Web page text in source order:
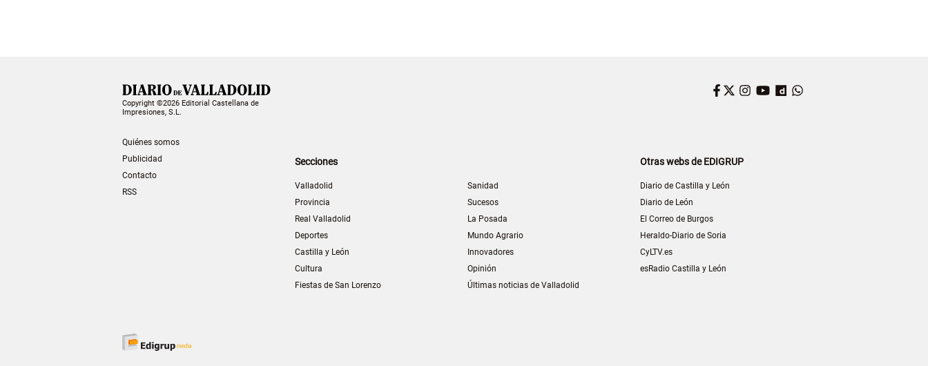
Copyright ©2026 Editorial Castellana de
Impresiones, S.L.
Quiénes somos
Publicidad
Contacto
RSS
Facebook
Twitter
Instagram
YouTube
Dailymotion
Secciones
Valladolid
Provincia
Real Valladolid
Deportes
Castilla y León
Cultura
Fiestas de San Lorenzo
Sanidad
Sucesos
La Posada
Mundo Agrario
Innovadores
Opinión
Últimas noticias de Valladolid
Otras webs de EDIGRUP
Diario de Castilla y León
Diario de León
El Correo de Burgos
Heraldo-Diario de Soria
CyLTV.es
esRadio Castilla y León